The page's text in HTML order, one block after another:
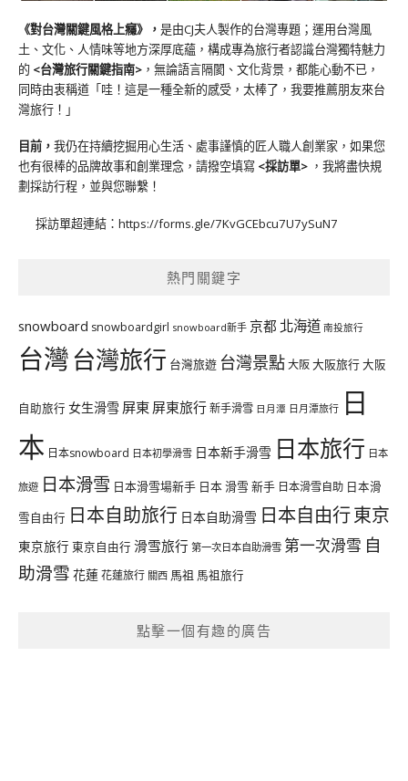
《對台灣關鍵風格上癮》 ， 是由CJ夫人製作的台灣專題；運用台灣風
土、文化、人情味等地方深厚底蘊，構成專為旅行者認識台灣獨特魅力
的 <台灣旅行關鍵指南> ，無論語言隔閡、文化背景，都能心動不已，
同時由衷稱道「哇！這是一種全新的感受，太棒了，我要推薦朋友來台
灣旅行！」
目前， 我仍在持續挖掘用心生活、處事謹慎的匠人職人創業家，如果您
也有很棒的品牌故事和創業理念，請撥空填寫 <採訪單> ，我將盡快規
劃採訪行程，並與您聯繫！
採訪單超連結： https://forms.gle/7KvGCEbcu7U7ySuN7
熱門關鍵字
snowboard snowboardgirl snowboard新手 京都 北海道 南投旅行
台灣台灣旅行 台灣旅遊 台灣景點大阪大阪旅行大阪
自助旅行 女生滑雪 屏東 屏東旅行新手滑雪 日月潭 日月潭旅行 日
本 日本snowboard 日本初學滑雪 日本新手滑雪 日本旅行 日本
旅遊 日本滑雪 日本滑雪場新手 日本 滑雪 新手 日本滑雪自助 日本滑
雪自由行 日本自助旅行 日本自助滑雪 日本自由行東京
東京旅行 東京自由行 滑雪旅行 第一次日本自助滑雪 第一次滑雪 自
助滑雪 花蓮花蓮旅行 關西 馬祖 馬祖旅行
點擊一個有趣的廣告